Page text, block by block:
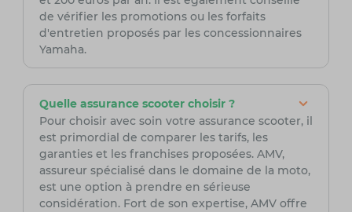
de vérifier les promotions ou les forfaits
d'entretien proposés par les concessionnaires
Yamaha.
Quelle assurance scooter choisir ?
Pour choisir avec soin votre assurance scooter, il
est primordial de comparer les tarifs, les
garanties et les franchises proposées. AMV,
assureur spécialisé dans le domaine de la moto,
est une option à prendre en sérieuse
considération. Fort de son expertise, AMV offre